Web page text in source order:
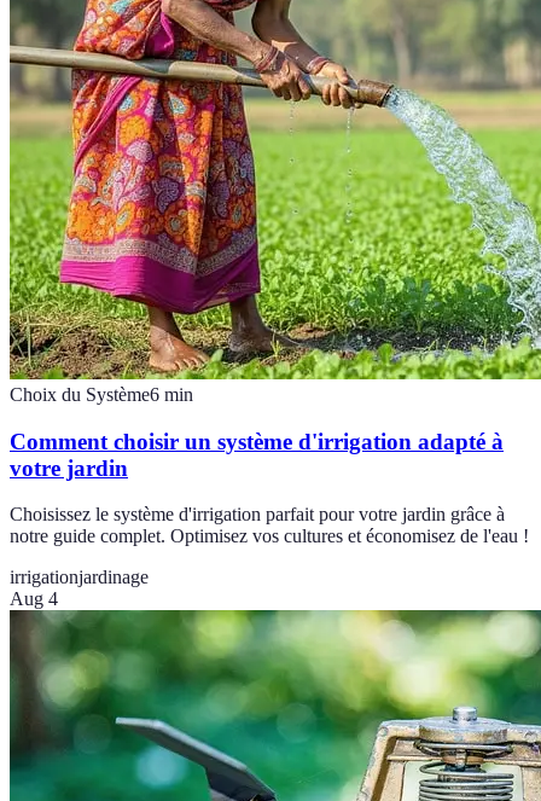
Choix du Système6 min
Comment choisir un système d'irrigation adapté à
votre jardin
Choisissez le système d'irrigation parfait pour votre jardin grâce à
notre guide complet. Optimisez vos cultures et économisez de l'eau !
irrigationjardinage
Aug 4